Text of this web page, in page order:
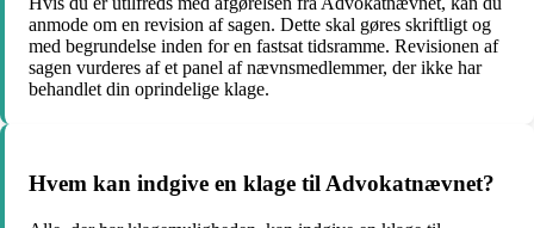
anmode om en revision af sagen. Dette skal gøres skriftligt og
med begrundelse inden for en fastsat tidsramme. Revisionen af
sagen vurderes af et panel af nævnsmedlemmer, der ikke har
behandlet din oprindelige klage.
Hvem kan indgive en klage til Advokatnævnet?